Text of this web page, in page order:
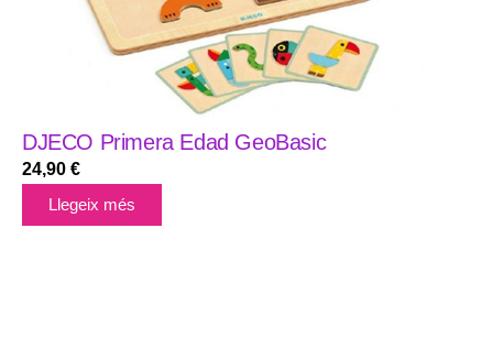
DJECO Primera Edad GeoBasic
24,90 €
Llegeix més